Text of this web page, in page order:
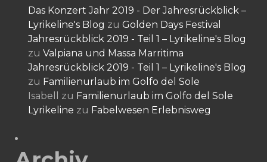
Das Konzert Jahr 2019 - Der Jahresrückblick –
Lyrikeline's Blog zu Golden Days Festival
Jahresrückblick 2019 - Teil 1 – Lyrikeline's Blog
zu Valpiana und Massa Marritima
Jahresrückblick 2019 - Teil 1 – Lyrikeline's Blog
zu Familienurlaub im Golfo del Sole
Isabell
zu Familienurlaub im Golfo del Sole
Lyrikeline zu Fabelwesen Erlebnisweg